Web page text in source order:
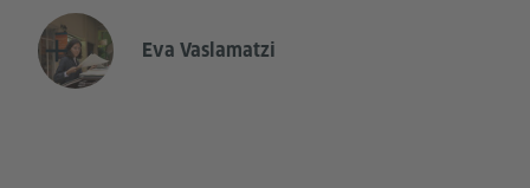
Eva Vaslamatzi